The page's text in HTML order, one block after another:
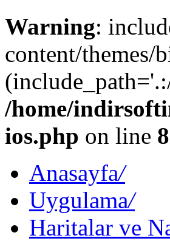
Warning:
content/themes/
/home/
ios.php on line 8
Anasayfa/
Uygulama/
Haritalar ve